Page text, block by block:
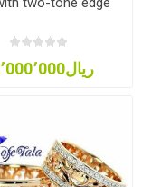
ریال42٬000٬000